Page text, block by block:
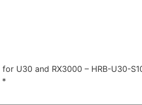
U30 and RX3000 – HRB-U30-
*